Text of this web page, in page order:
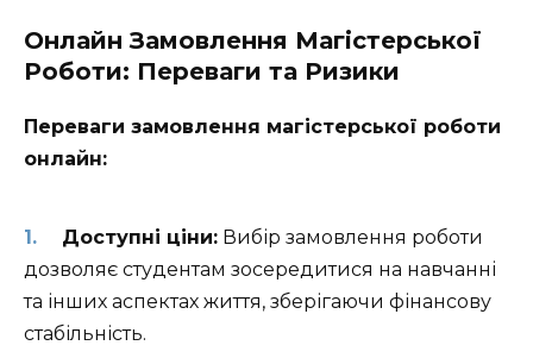
Онлайн Замовлення Магістерської
Роботи: Переваги та Ризики
Переваги замовлення магістерської роботи
онлайн:
Доступні ціни:Вибір замовлення роботи
дозволяє студентам зосередитися на навчанні
та інших аспектах життя, зберігаючи фінансову
стабільність.